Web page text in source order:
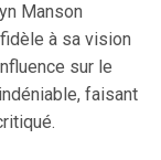
Manson
à sa vision
sur le
faisant